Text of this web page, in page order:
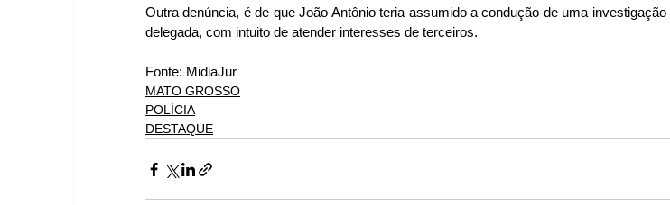
Outra denúncia, é de que João Antônio teria assumido a condução de uma investigação
delegada, com intuito de atender interesses de terceiros.
Fonte: MidiaJur
MATO GROSSO
POLÍCIA
DESTAQUE